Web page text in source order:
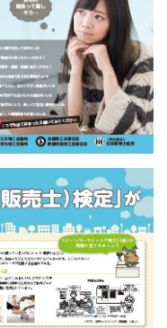
検定試験
そして伴走します～